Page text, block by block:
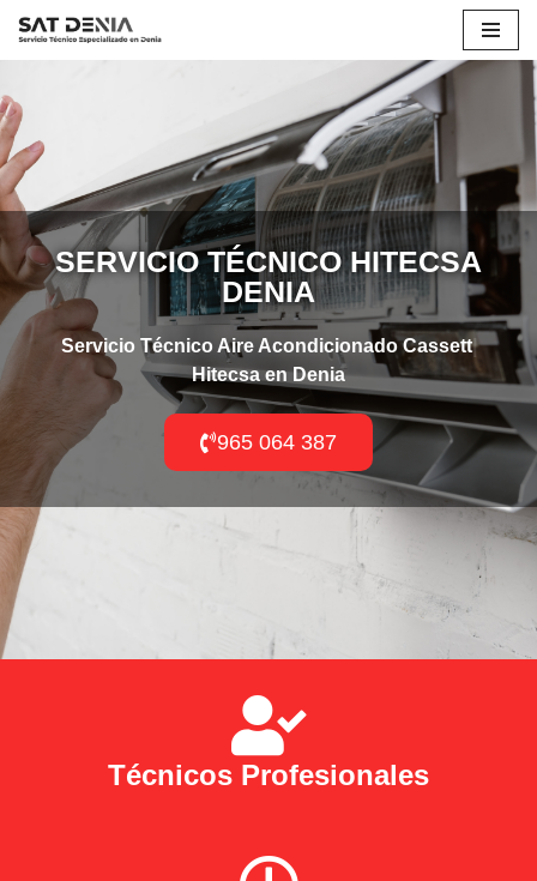
Saltar
contenido
SERVICIO TÉCNICO HITECSA
DENIA
Servicio Técnico Aire Acondicionado Cassette
Hitecsa en Denia
965 064 387
Técnicos Profesionales